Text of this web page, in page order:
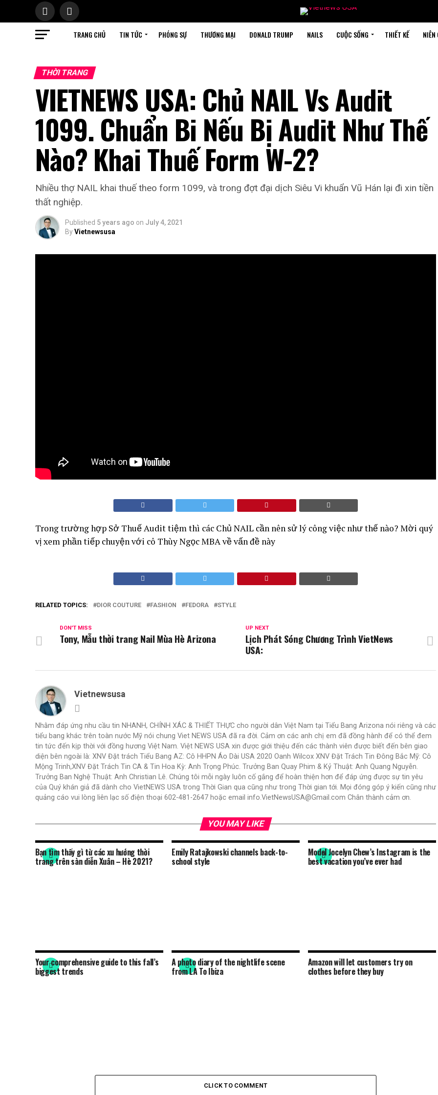
TRANG CHỦ TIN TỨC PHÓNG SỰ THƯƠNG MẠI DONALD TRUMP NAILS CUỘC SỐNG THIẾT KẾ NIÊN
THỜI TRANG
VIETNEWS USA: Chủ NAIL Vs Audit
1099. Chuẩn Bi Nếu Bị Audit Như Thế
Nào? Khai Thuế Form W-2?
Nhiều thợ NAIL khai thuế theo form 1099, và trong đợt đại dịch Siêu Vi khuẩn Vũ Hán lại đi xin tiền
thất nghiệp.
Published 5 years ago on July 4, 2021
ByVietnewsusa
Trong trường hợp Sở Thuế Audit tiệm thì các Chủ NAIL cần nên sử lý công việc như thế nào? Mời quý
vị xem phần tiếp chuyện với cô Thùy Ngọc MBA về vấn đề này
RELATED TOPICS: DIOR COUTURE FASHION FEDORA STYLE
UP NEXT
Lịch Phát Sóng Chương Trình VietNews
USA:
DON'T MISS
Tony, Mẫu thời trang Nail Mùa Hè Arizona
Vietnewsusa
Nhằm đáp ứng nhu cầu tin NHANH, CHÍNH XÁC & THIẾT THỰC cho người dân Việt Nam tại Tiểu Bang Arizona nói riêng và các
tiểu bang khác trên toàn nước Mỹ nói chung Viet NEWS USA đã ra đời. Cảm ơn các anh chị em đã đồng hành để có thể đem
tin tức đến kịp thời với đồng hương Việt Nam. Việt NEWS USA xin được giới thiệu đến các thành viên được biết đến bên giao
diện bên ngoài là: XNV Đặt trách Tiểu Bang AZ: Cô HHPN Áo Dài USA 2020 Oanh Wilcox XNV Đặt Trách Tin Đông Bắc Mỹ: Cô
Mộng Trinh,XNV Đặt Trách Tin CA & Tin Hoa Kỳ: Anh Trọng Phúc. Trưởng Ban Quay Phim & Kỷ Thuật: Anh Quang Nguyễn.
Trưởng Ban Nghệ Thuật: Anh Christian Lê. Chúng tôi mỗi ngày luôn cố gắng để hoàn thiện hơn để đáp ứng được sự tin yêu
của Quý khán giả đã dành cho VietNEWS USA trong Thời Gian qua cũng như trong Thời gian tới. Mọi đóng góp ý kiến cũng như
quảng cáo vui lòng liên lạc số điện thoại 602-481-2647 hoặc email info.VietNewsUSA@Gmail.com Chân thành cảm ơn.
YOU MAY LIKE
Bạn tìm thấy gì từ các xu hướng thời
trang trên sàn diễn Xuân – Hè 2021?
Emily Ratajkowski channels back-to-
school style
Model Jocelyn Chew’s Instagram is the
best vacation you’ve ever had
Your comprehensive guide to this fall’s
biggest trends
A photo diary of the nightlife scene
from LA To Ibiza
Amazon will let customers try on
clothes before they buy
CLICK TO COMMENT